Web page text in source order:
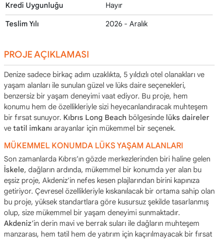
Kredi Uygunluğu Hayır
Teslim Yılı 2026 - Aralık
PROJE AÇIKLAMASI
Denize sadece birkaç adım uzaklıkta, 5 yıldızlı otel olanakları ve
yaşam alanları ile sunulan güzel ve lüks daire seçenekleri,
benzersiz bir yaşam deneyimi vaat ediyor. Bu proje, hem
konumu hem de özellikleriyle sizi heyecanlandıracak muhteşem
bir fırsat sunuyor. Kıbrıs Long Beach bölgesinde lüks daireler
ve tatil imkanı arayanlar için mükemmel bir seçenek.
MÜKEMMEL KONUMDA LÜKS YAŞAM ALANLARI
Son zamanlarda Kıbrıs’ın gözde merkezlerinden biri haline gelen
İskele, dağların ardında, mükemmel bir konumda yer alan bu
eşsiz proje, Akdeniz'in nefes kesen plajlarından birini kapınıza
getiriyor. Çevresel özellikleriyle kıskanılacak bir ortama sahip olan
bu proje, yüksek standartlara göre kusursuz şekilde tasarlanmış
olup, size mükemmel bir yaşam deneyimi sunmaktadır.
Akdeniz’in derin mavi ve berrak suları ile dağların muhteşem
manzarası, hem tatil hem de yatırım için kaçırılmayacak bir fırsat